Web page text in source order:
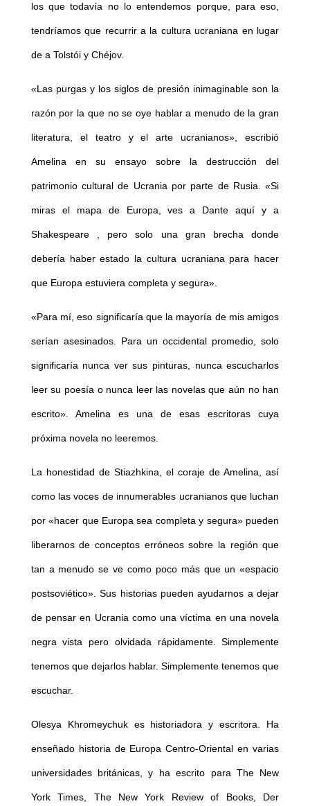
los que todavía no lo entendemos porque, para eso,
tendríamos que recurrir a la cultura ucraniana en lugar
de a Tolstói y Chéjov.
«Las purgas y los siglos de presión inimaginable son la
razón por la que no se oye hablar a menudo de la gran
literatura, el teatro y el arte ucranianos», escribió
Amelina en su ensayo sobre la destrucción del
patrimonio cultural de Ucrania por parte de Rusia. «Si
miras el mapa de Europa, ves a Dante aquí y a
Shakespeare , pero solo una gran brecha donde
debería haber estado la cultura ucraniana para hacer
que Europa estuviera completa y segura».
«Para mí, eso significaría que la mayoría de mis amigos
serían asesinados. Para un occidental promedio, solo
significaría nunca ver sus pinturas, nunca escucharlos
leer su poesía o nunca leer las novelas que aún no han
escrito». Amelina es una de esas escritoras cuya
próxima novela no leeremos.
La honestidad de Stiazhkina, el coraje de Amelina, así
como las voces de innumerables ucranianos que luchan
por «hacer que Europa sea completa y segura» pueden
liberarnos de conceptos erróneos sobre la región que
tan a menudo se ve como poco más que un «espacio
postsoviético». Sus historias pueden ayudarnos a dejar
de pensar en Ucrania como una víctima en una novela
negra vista pero olvidada rápidamente. Simplemente
tenemos que dejarlos hablar. Simplemente tenemos que
escuchar.
Olesya Khromeychuk es historiadora y escritora. Ha
enseñado historia de Europa Centro-Oriental en varias
universidades británicas, y ha escrito para The New
York Times, The New York Review of Books, Der